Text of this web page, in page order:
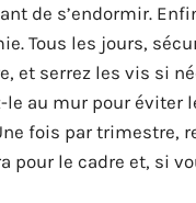
de s’endormir.
Tous les jours,
et serrez les vis si
au mur pour éviter
fois par trimestre,
pour le cadre et, si